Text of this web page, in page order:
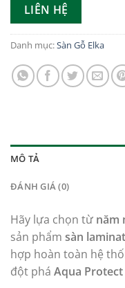
LIÊN HỆ
Danh mục:Sàn Gỗ Elka
MÔ TẢ
ĐÁNH GIÁ (0)
Hãy lựa chọn từ năm
sản phẩm sàn
hợp hoàn toàn hệ
đột phá Aqua Protect